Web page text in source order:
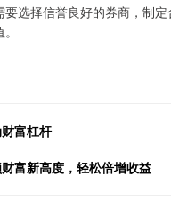
选择信誉良好的券商，制
富杠杆
富新高度，轻松倍增收益